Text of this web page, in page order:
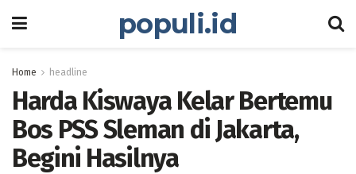
populi.id
Home headline
Harda Kiswaya Kelar Bertemu
Bos PSS Sleman di Jakarta,
Begini Hasilnya